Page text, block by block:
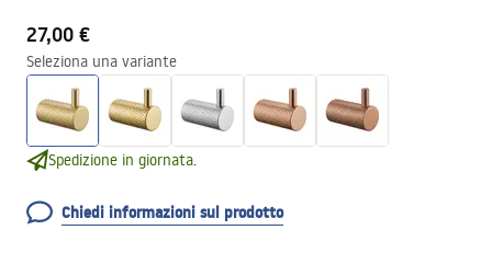
27,00 €
Seleziona una variante
Spedizione in giornata.
Chiedi informazioni sul prodotto